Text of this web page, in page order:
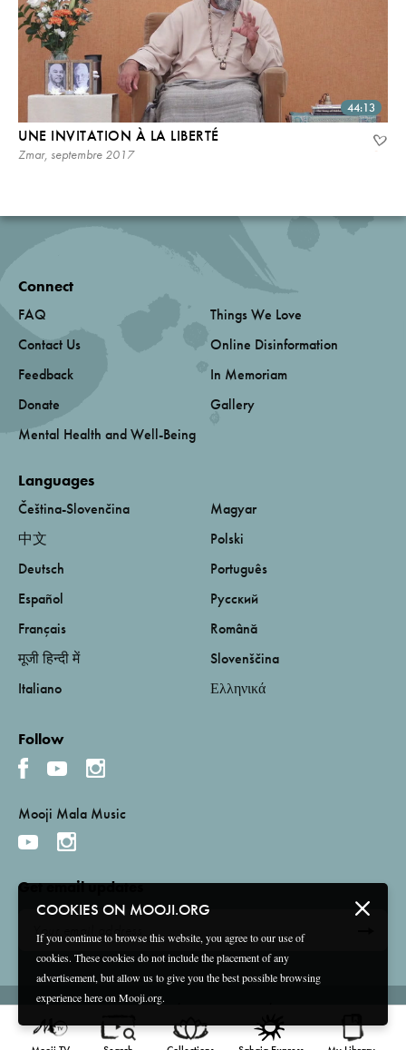
44:13
UNE INVITATION À LA LIBERTÉ
Zmar, septembre 2017
COOKIES ON MOOJI.ORG
If you continue to browse this website, you agree to our use of
cookies. These cookies do not include the placement of any
advertisement, but allow us to give you the best possible browsing
experience here on Mooji.org.
Connect
FAQ
Contact Us
Feedback
Donate
Mental Health and Well-Being
Things We Love
Online Disinformation
In Memoriam
Gallery
Languages
Čeština-Slovenčina
中文
Deutsch
Español
Français
मूजी हिन्दी में
Italiano
Magyar
Polski
Português
Русский
Română
Slovenščina
Ελληνικά
Follow
Mooji Mala Music
Get email updates
© 2026 Mooji Media Ltd and Associação Mooji Sangha
Terms and Conditions